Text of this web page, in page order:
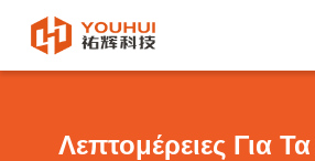
Λεπτομέρειες Για